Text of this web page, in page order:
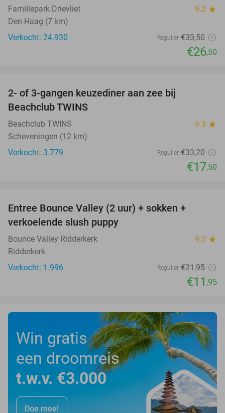
Familiepark Drievliet 9.2 star
Den Haag (7 km)
Verkocht: 24.930
Regulier €33,50
€26,50
2- of 3-gangen keuzediner aan zee bij
Beachclub TWINS
Beachclub TWINS 9.3 star
Scheveningen (12 km)
Verkocht: 3.779
Regulier €33,20
€17,50
Entree Bounce Valley (2 uur) + sokken +
verkoelende slush puppy
Bounce Valley Ridderkerk 9.2 star
Ridderkerk
Verkocht: 1.996
Regulier €21,95
€11 ,95
Win gratis
een droomreis
t.w.v. €3.000
Doe mee!